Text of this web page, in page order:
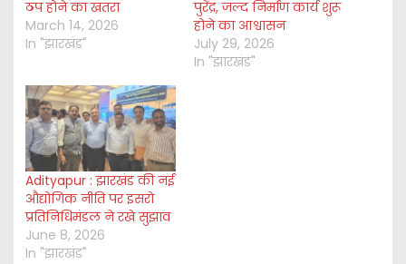
ठप होने का खतरा
March 14, 2026
In "झारखंड"
पुरेंद्र, जल्द निर्माण कार्य शुरू
होने का आश्वासन
July 29, 2026
In "झारखंड"
Adityapur : झारखंड की नई
औद्योगिक नीति पर इसरो
प्रतिनिधिमंडल ने रखे सुझाव
June 8, 2026
In "झारखंड"